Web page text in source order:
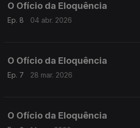
O Ofício da Eloquência
Ep. 8 04 abr. 2026
O Ofício da Eloquência
Ep. 7 28 mar. 2026
O Ofício da Eloquência